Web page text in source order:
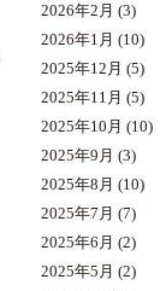
2026年2月 (3)
2026年1月 (10)
2025年12月 (5)
2025年11月 (5)
2025年10月 (10)
2025年9月 (3)
2025年8月 (10)
2025年7月 (7)
2025年6月 (2)
2025年5月 (2)